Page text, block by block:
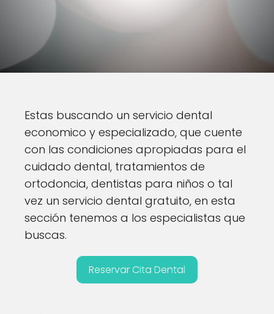
Estas buscando un servicio dental
economico y especializado, que cuente
con las condiciones apropiadas para el
cuidado dental, tratamientos de
ortodoncia, dentistas para niños o tal
vez un servicio dental gratuito, en esta
sección tenemos a los especialistas que
buscas.
Reservar Cita Dental